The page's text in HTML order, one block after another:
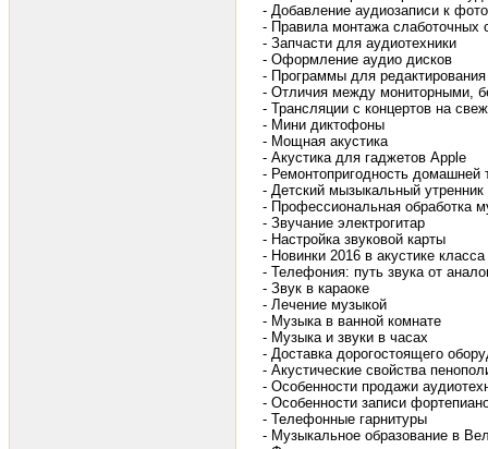
- Добавление аудиозаписи к
- Правила монтажа слаботочных
- Запчасти для аудиотехники
- Оформление аудио дисков
- Программы для
- Отличия между мониторными,
- Трансляции с концертов на
- Мини диктофоны
- Мощная акустика
- Акустика для гаджетов Apple
- Ремонтопригодность домашней
- Детский мызыкальный утренник
- Профессиональная обработка
- Звучание электрогитар
- Настройка звуковой карты
- Новинки 2016 в акустике
- Телефония: путь звука от
- Звук в караоке
- Лечение музыкой
- Музыка в ванной комнате
- Музыка и звуки в часах
- Доставка дорогостоящего
- Акустические свойства
- Особенности продажи
- Особенности записи
- Телефонные гарнитуры
- Музыкальное образование в